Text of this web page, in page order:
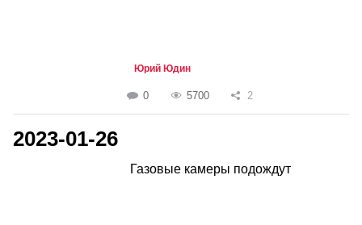
Юрий Юдин
0 5700 2
2023-01-26
Газовые камеры подождут